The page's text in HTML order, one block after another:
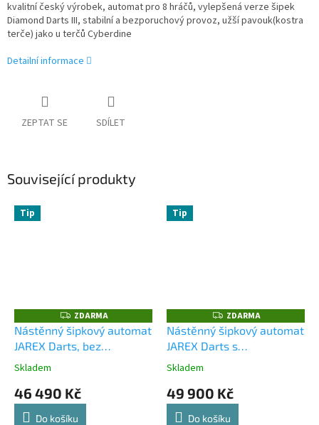
kvalitní český výrobek, automat pro 8 hráčů, vylepšená verze šipek
Diamond Darts III, stabilní a bezporuchový provoz, užší pavouk(kostra
terče) jako u terčů Cyberdine
Detailní informace
ZEPTAT SE SDÍLET
Související produkty
Tip
Z
D
A
R
M
ZDARMA
Nástěnný šipkový automat
JAREX Darts, bez
mincovníku + doprava
Skladem
46 490 Kč
Do košíku
Tip
Z
D
A
R
ZDARMA
Nástěnný šipkový automat
JAREX Darts s
mincovníkem + doprava
Skladem
49 900 Kč
Do košíku